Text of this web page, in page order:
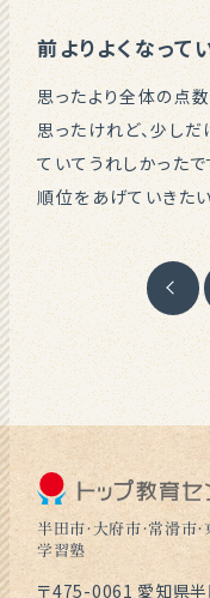
前よりよくなって
思ったより全体の点
思ったけれど、少し
ていてうれしかった
順位をあげていきたい
半田市・大府市・常滑市
学習塾
〒475-0061 愛知県